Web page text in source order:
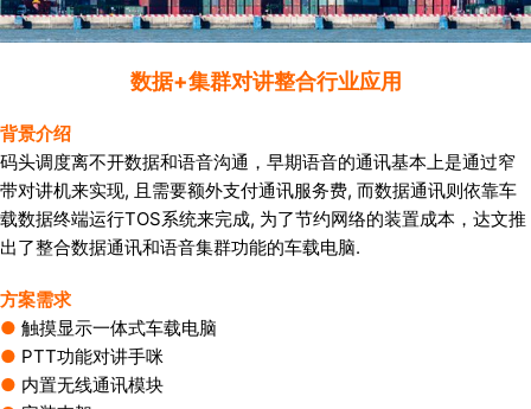
数据+集群对讲整合行业应用
背景介绍
码头调度离不开数据和语音沟通，早期语音的通讯基本上是通过窄
带对讲机来实现, 且需要额外支付通讯服务费, 而数据通讯则依靠车
载数据终端运行TOS系统来完成, 为了节约网络的装置成本，达文推
出了整合数据通讯和语音集群功能的车载电脑.
方案需求
● 触摸显示一体式车载电脑
● PTT功能对讲手咪
● 内置无线通讯模块